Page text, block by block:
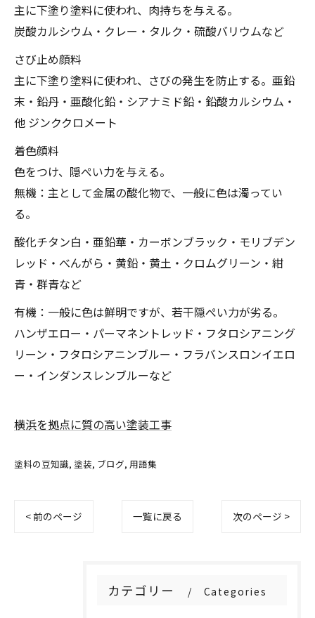
主に下塗り塗料に使われ、肉持ちを与える。
炭酸カルシウム・クレー・タルク・硫酸バリウムなど
さび止め顔料
主に下塗り塗料に使われ、さびの発生を防止する。亜鉛
末・鉛丹・亜酸化鉛・シアナミド鉛・鉛酸カルシウム・
他 ジンククロメート
着色顔料
色をつけ、隠ぺい力を与える。
無機：主として金属の酸化物で、一般に色は濁ってい
る。
酸化チタン白・亜鉛華・カーボンブラック・モリブデン
レッド・べんがら・黄鉛・黄土・クロムグリーン・紺
青・群青など
有機：一般に色は鮮明ですが、若干隠ぺい力が劣る。
ハンザエロー・パーマネントレッド・フタロシアニング
リーン・フタロシアニンブルー・フラバンスロンイエロ
ー・インダンスレンブルーなど
横浜を拠点に質の高い塗装工事
塗料の豆知識 塗装 ブログ 用語集
< 前のページ 一覧に戻る 次のページ >
カテゴリー Categories